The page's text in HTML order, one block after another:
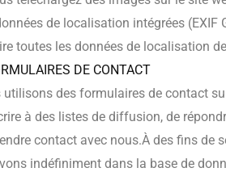
de localisation intégrées
toutes les données de localisation
DE CONTACT
utilisons des formulaires de contact
à des listes de diffusion, de
contact avec nous.À des fins de
indéfiniment dans la base de